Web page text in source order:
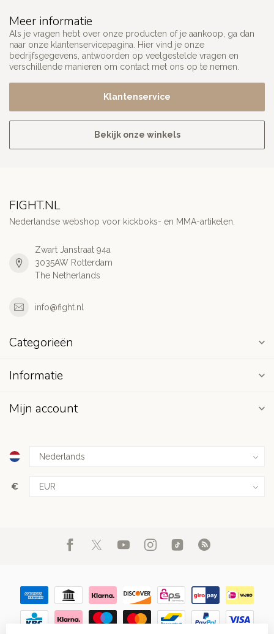
Meer informatie
Als je vragen hebt over onze producten of je aankoop, ga dan
naar onze klantenservicepagina. Hier vind je onze
bedrijfsgegevens, antwoorden op veelgestelde vragen en
verschillende manieren om contact met ons op te nemen.
Klantenservice
Bekijk onze winkels
FIGHT.NL
Nederlandse webshop voor kickboks- en MMA-artikelen.
Zwart Janstraat 94a
3035AW Rotterdam
The Netherlands
info@fight.nl
Categorieën
Informatie
Mijn account
€